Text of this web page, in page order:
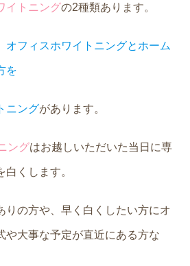
イトニングの2種類あります。
オフィスホワイトニングとホーム
を
ニングがあります。
ングはお越しいただいた当日に専
くします。
りの方や、早く白くしたい方にオ
や大事な予定が直近にある方な